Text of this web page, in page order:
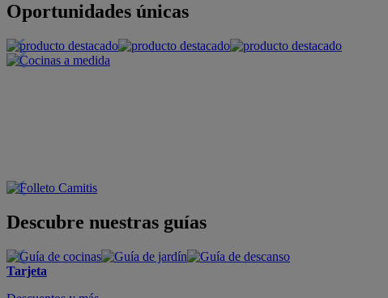
Oportunidades únicas
Descubre nuestras guías
Tarjeta